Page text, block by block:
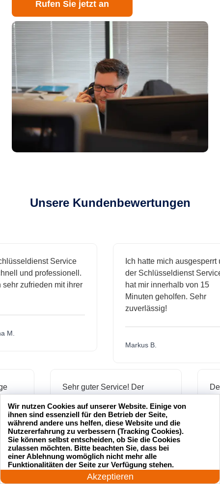
Rufen Sie jetzt an
Unsere Kundenbewertungen
Service
und professionell.
zufrieden mit ihrer
Ich hatte mich ausgesperrt und
der Schlüsseldienst Service
hat mir innerhalb von 15
Minuten geholfen. Sehr
zuverlässig!
Markus B.
Sehr guter Service! Der
und hat mir schnell geholfen,
als ich meine Schlüssel
verloren hatte.
Jonas M.
24 Stunden am Tag
Akzeptieren
Wir nutzen Cookies auf unserer Website. Einige von
ihnen sind essenziell für den Betrieb der Seite,
während andere uns helfen, diese Website und die
Nutzererfahrung zu verbessern (Tracking Cookies).
Sie können selbst entscheiden, ob Sie die Cookies
zulassen möchten. Bitte beachten Sie, dass bei
einer Ablehnung womöglich nicht mehr alle
Funktionalitäten der Seite zur Verfügung stehen.